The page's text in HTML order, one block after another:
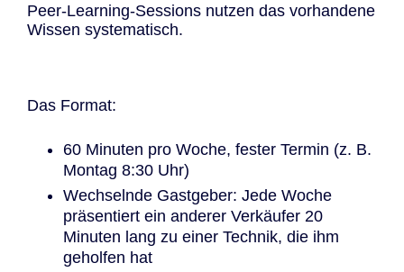
Peer-Learning-Sessions nutzen das vorhandene
Wissen systematisch.
Das Format:
60 Minuten pro Woche, fester Termin (z. B.
Montag 8:30 Uhr)
Wechselnde Gastgeber: Jede Woche
präsentiert ein anderer Verkäufer 20
Minuten lang zu einer Technik, die ihm
geholfen hat